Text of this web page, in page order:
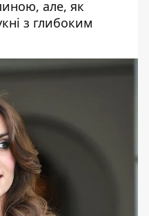
але, як
з глибоким